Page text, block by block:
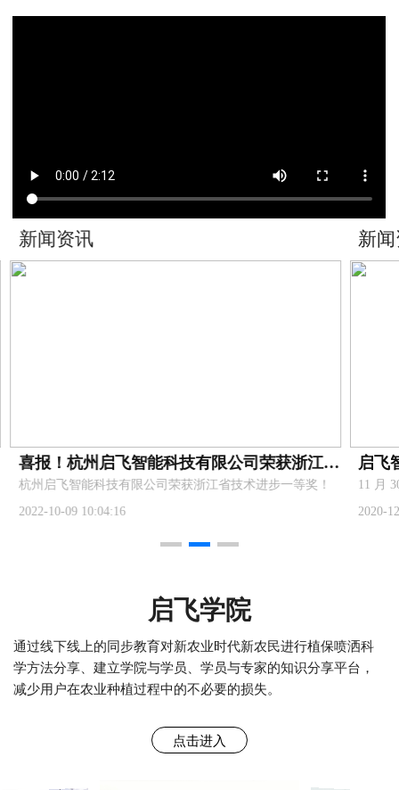
喜报！杭州启飞智能科技有限公司荣获浙江省技术进步一等奖！
一等奖！
新闻资讯
启飞智能发布新款植保无人机22升载重 多功能机架 AG3Pro核心部件
​11 月 30 日上午， 启飞智能享“启”成2021新成品新商务发布会在杭州举行,共同见
2020-12-07 18:01:01
启飞学院
通过线下线上的同步教育对新农业时代新农民进行植保喷洒科
学方法分享、建立学院与学员、学员与专家的知识分享平台，
减少用户在农业种植过程中的不必要的损失。
点击进入